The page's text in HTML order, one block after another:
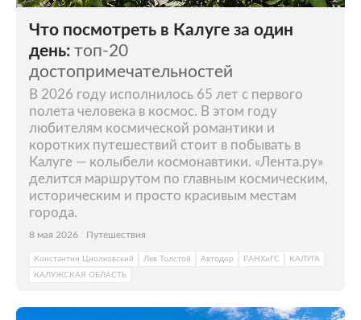
Что посмотреть в Калуге за один
день: топ-20
достопримечательностей
В 2026 году исполнилось 65 лет с первого
полета человека в космос. В этом году
любителям космической романтики и
коротких путешествий стоит в побывать в
Калуге — колыбели космонавтики. «Лента.ру»
делится маршрутом по главным космическим,
историческим и просто красивым местам
города.
8 мая 2026 Путешествия
Константин Циолковский Лев Толстой Автодор РАНХиГС
КАЛУГА
КАЛУЖСКАЯ ОБЛАСТЬ